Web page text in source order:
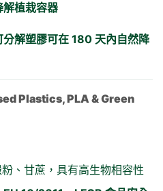
解植栽容器
解塑膠可在 180 天內自然降
Plastics, PLA & Green
、甘蔗，具有高生物相容性